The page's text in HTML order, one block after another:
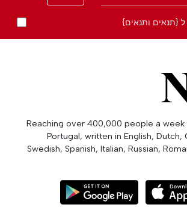
{תנאים ותנאים}
Reaching over 400,000 people a
Portugal, written in English, Dutch,
Swedish, Spanish, Italian, Russian,